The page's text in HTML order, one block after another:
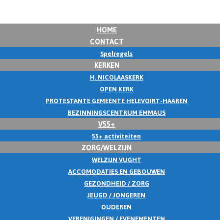
HOME
CONTACT
Spelregels
KERKEN
H. NICOLAASKERK
OPEN KERK
PROTESTANTE GEMEENTE HELEVOIRT-HAAREN
BEZINNINGSCENTRUM EMMAUS
V55+
55+ activiteiten
ZORG/WELZIJN
WELZIJN VUGHT
ACCOMODATIES EN GEBOUWEN
GEZONDHEID / ZORG
JEUGD / JONGEREN
OUDEREN